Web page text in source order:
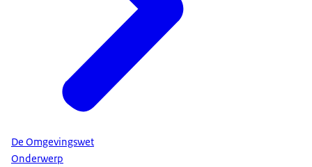
De Omgevingswet
Onderwerp